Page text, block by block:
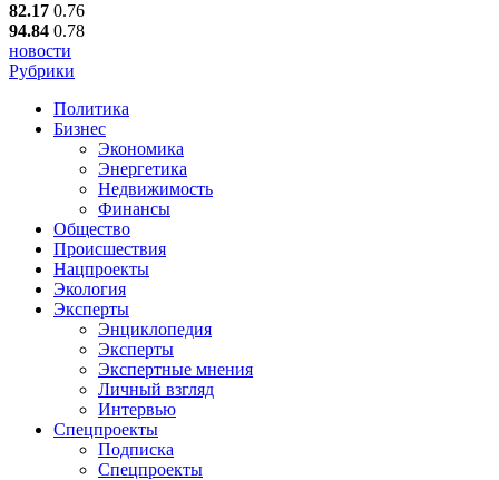
82.17 0.76
94.84 0.78
новости
Рубрики
Политика
Бизнес
Экономика
Энергетика
Недвижимость
Финансы
Общество
Происшествия
Нацпроекты
Экология
Эксперты
Энциклопедия
Эксперты
Экспертные мнения
Личный взгляд
Интервью
Спецпроекты
Подписка
Спецпроекты